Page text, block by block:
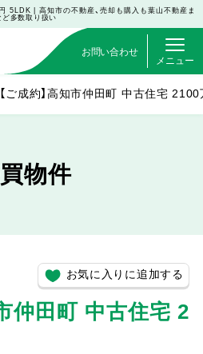
5LDK | 高知市の不動産、売却も購入も葉山不動産ま
ど多数取り扱い
お問い合わせ
メニュー
【ご成約】高知市仲田町 中古住宅
物件
仲田町 中古住宅 2
お気に入りに追加する